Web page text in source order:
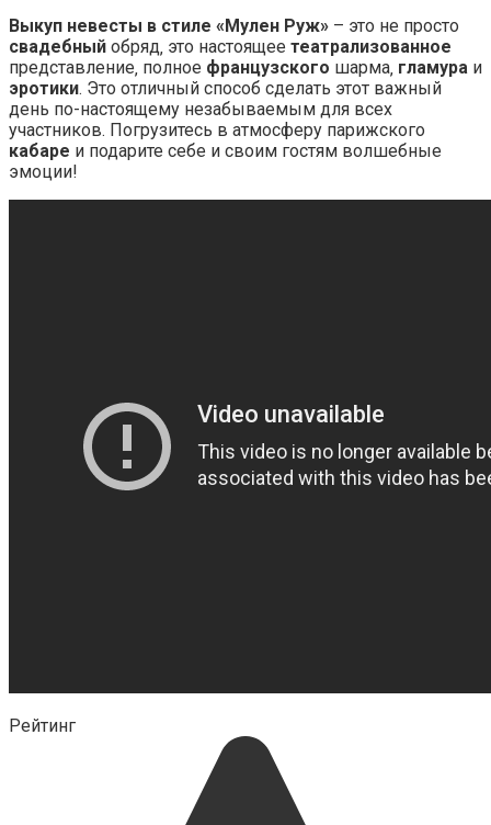
Выкуп невесты в стиле «Мулен Руж» – это не просто
свадебный обряд‚ это настоящее театрализованное
представление‚ полное французского шарма‚ гламура и
эротики. Это отличный способ сделать этот важный
день по-настоящему незабываемым для всех
участников. Погрузитесь в атмосферу парижского
кабаре и подарите себе и своим гостям волшебные
эмоции!
Рейтинг